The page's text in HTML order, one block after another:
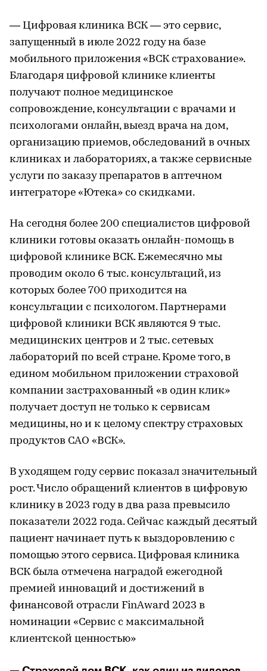
— Цифровая клиника ВСК — это сервис,
запущенный в июле 2022 году на базе
мобильного приложения «ВСК страхование».
Благодаря цифровой клинике клиенты
получают полное медицинское
сопровождение, консультации с врачами и
психологами онлайн, выезд врача на дом,
организацию приемов, обследований в очных
клиниках и лабораториях, а также сервисные
услуги по заказу препаратов в аптечном
интеграторе «Ютека» со скидками.
На сегодня более 200 специалистов цифровой
клиники готовы оказать онлайн-помощь в
цифровой клинике ВСК. Ежемесячно мы
проводим около 6 тыс. консультаций, из
которых более 700 приходится на
консультации с психологом. Партнерами
цифровой клиники ВСК являются 9 тыс.
медицинских центров и 2 тыс. сетевых
лабораторий по всей стране. Кроме того, в
едином мобильном приложении страховой
компании застрахованный «в один клик»
получает доступ не только к сервисам
медицины, но и к целому спектру страховых
продуктов САО «ВСК».
В уходящем году сервис показал значительный
рост. Число обращений клиентов в цифровую
клинику в 2023 году в два раза превысило
показатели 2022 года. Сейчас каждый десятый
пациент начинает путь к выздоровлению с
помощью этого сервиса. Цифровая клиника
ВСК была отмечена наградой ежегодной
премией инноваций и достижений в
финансовой отрасли FinAward 2023 в
номинации «Сервис с максимальной
клиентской ценностью»